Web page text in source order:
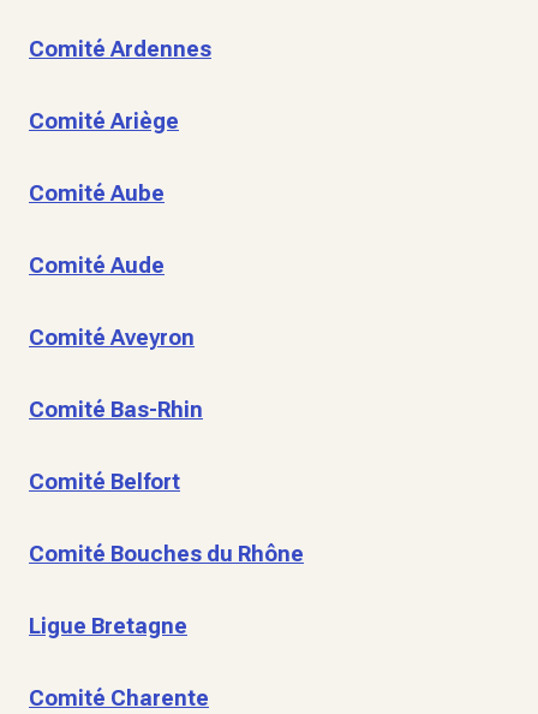
Comité Ardennes
Comité Ariège
Comité Aube
Comité Aude
Comité Aveyron
Comité Bas-Rhin
Comité Belfort
Comité Bouches du Rhône
Ligue Bretagne
Comité Charente